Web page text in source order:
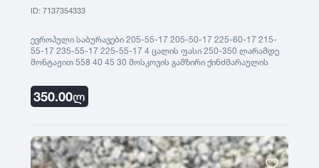
ID: 7137354333
ევროპული საბურავები 205-55-17 205-50-17 225-60-17 215-
55-17 235-55-17 225-55-17 4 ცალის ფასი 250-350 ლარამდე
მონტაჟით 558 40 45 30 მოსკოვის გამზირი ქინძმარაულის
350.00ლ